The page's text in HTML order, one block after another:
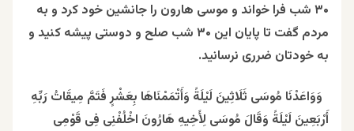
۳۰ شب فرا خواند و موسی هارون را جانشین خود کرد و به
مردم گفت تا پایان این ۳۰ شب صلح و دوستی پیشه کنید و
به خودتان ضرری نرسانید.
وَوَاعَدْنَا مُوسَى ثَلَاثِینَ لَیْلَةً وَأَتْمَمْنَاهَا بِعَشْرٍ فَتَمَّ مِیقَاتُ رَبِّهِ
أَرْبَعِینَ لَیْلَةً وَقَالَ مُوسَى لِأَخِیهِ هَارُونَ اخْلُفْنِی فِی قَوْمِی